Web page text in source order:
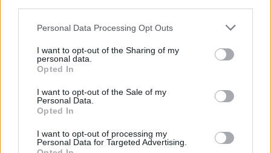
Please note that this website/app uses one or more Google
not limited to your visit or usage behaviour. You may click to
grant or deny consent to Google and its third-party tags to
use your data for below specified purposes in below Google
consent section.
Personal Data Processing Opt Outs
I want to opt-out of the Sharing of my
personal data.
Opted In
I want to opt-out of the Sale of my
Personal Data.
Opted In
I want to opt-out of processing my
Personal Data for Targeted Advertising.
Új galéria